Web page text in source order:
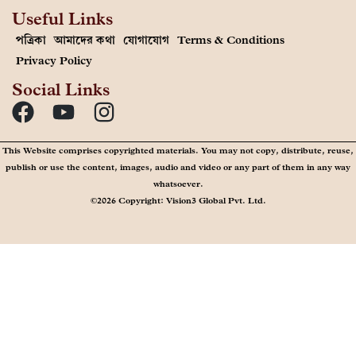
Useful Links
পত্রিকা আমাদের কথা যোগাযোগ Terms & Conditions
Privacy Policy
Social Links
This Website comprises copyrighted materials. You may not copy, distribute, reuse,
publish or use the content, images, audio and video or any part of them in any way
whatsoever.
©2026 Copyright: Vision3 Global Pvt. Ltd.